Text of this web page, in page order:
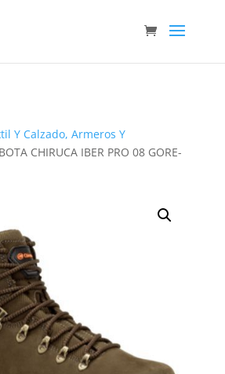
Y Calzado, Armeros Y
CHIRUCA IBER PRO 08 GORE-